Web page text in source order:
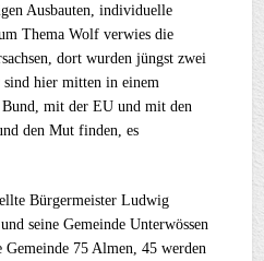
Ausbauten, individuelle
Thema Wolf verwies die
dort wurden jüngst zwei
hier mitten in einem
mit der EU und mit den
den Mut finden, es
Bürgermeister Ludwig
seine Gemeinde Unterwössen
75 Almen, 45 werden